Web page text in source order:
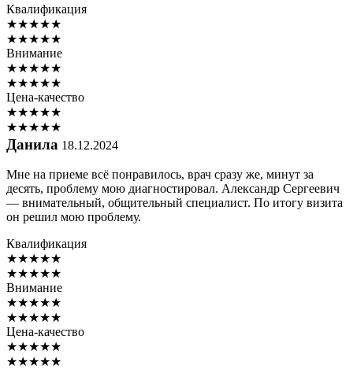
Квалификация
★★★★★
★★★★★
Внимание
★★★★★
★★★★★
Цена-качество
★★★★★
★★★★★
Данила 18.12.2024
Мне на приеме всё понравилось, врач сразу же, минут за
десять, проблему мою диагностировал. Александр Сергеевич
— внимательный, общительный специалист. По итогу визита
он решил мою проблему.
Квалификация
★★★★★
★★★★★
Внимание
★★★★★
★★★★★
Цена-качество
★★★★★
★★★★★